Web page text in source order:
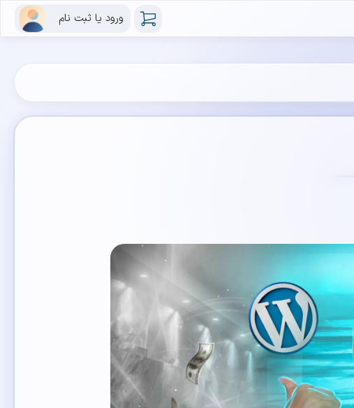
ورود یا ثبت نام